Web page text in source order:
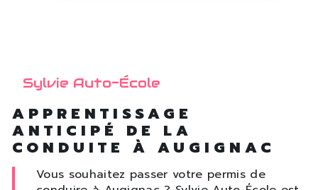
Sylvie Auto-École
APPRENTISSAGE
ANTICIPÉ DE LA
CONDUITE À AUGIGNAC
Vous souhaitez passer votre permis de